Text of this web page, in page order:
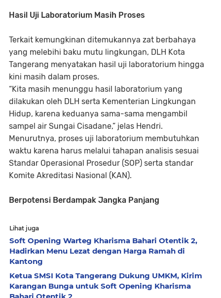
Hasil Uji Laboratorium Masih Proses
Terkait kemungkinan ditemukannya zat berbahaya
yang melebihi baku mutu lingkungan, DLH Kota
Tangerang menyatakan hasil uji laboratorium hingga
kini masih dalam proses.
“Kita masih menunggu hasil laboratorium yang
dilakukan oleh DLH serta Kementerian Lingkungan
Hidup, karena keduanya sama-sama mengambil
sampel air Sungai Cisadane,” jelas Hendri.
Menurutnya, proses uji laboratorium membutuhkan
waktu karena harus melalui tahapan analisis sesuai
Standar Operasional Prosedur (SOP) serta standar
Komite Akreditasi Nasional (KAN).
Berpotensi Berdampak Jangka Panjang
Lihat juga
Soft Opening Warteg Kharisma Bahari Otentik 2,
Hadirkan Menu Lezat dengan Harga Ramah di
Kantong
Ketua SMSI Kota Tangerang Dukung UMKM, Kirim
Karangan Bunga untuk Soft Opening Kharisma